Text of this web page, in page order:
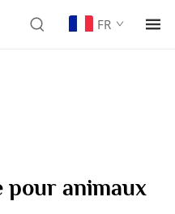
FR
pour animaux